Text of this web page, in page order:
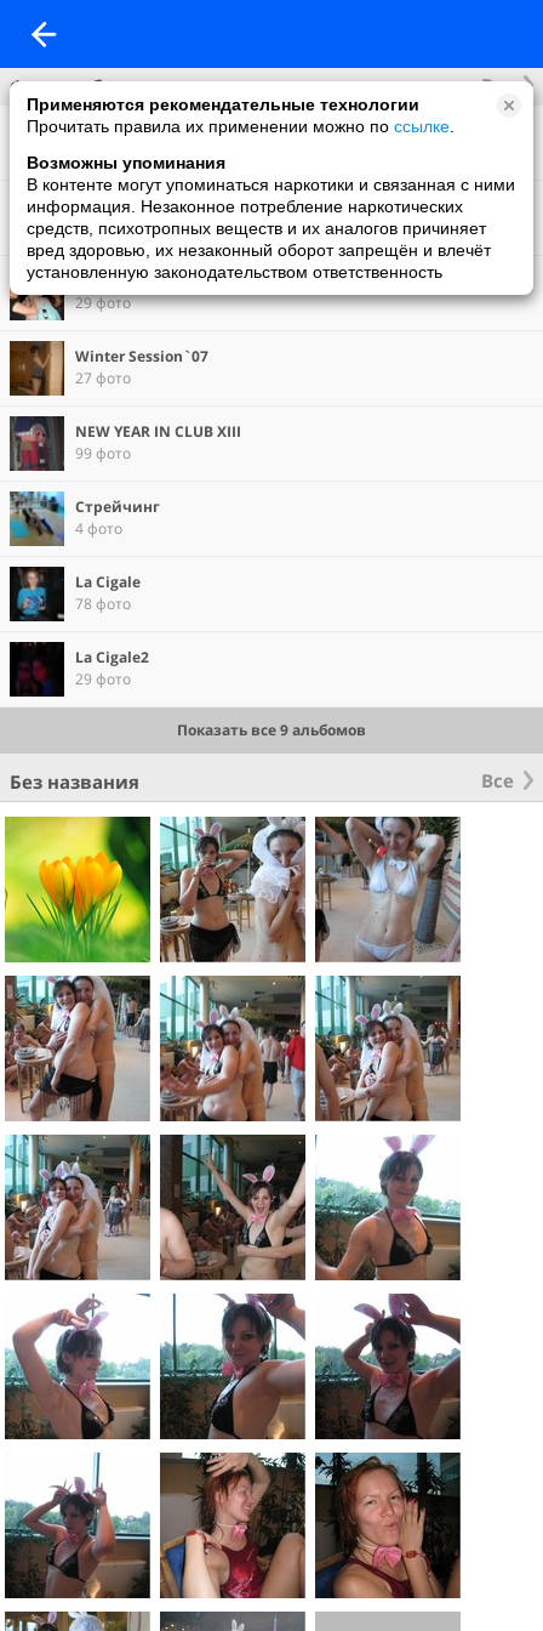
Применяются рекомендательные технологии
Прочитать правила их применении можно по ссылке
Возможны упоминания
В контенте могут упоминаться наркотики и связанная с ними
информация. Незаконное потребление наркотических
средств, психотропных веществ и их аналогов причиняет
вред здоровью, их незаконный оборот запрещён и влечёт
установленную законодательством ответственность
Фотоальбомы Все
Испания
Тунис
121 фото
Birthday Party
29 фото
Winter Session`07
27 фото
NEW YEAR IN CLUB XIII
99 фото
Стрейчинг
4 фото
La Cigale
78 фото
La Cigale2
29 фото
Показать все 9 альбомов
Без названия Все